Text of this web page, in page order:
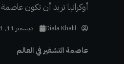
أوكرانيا تريد أن تكون عاصمة
Diala Khalil ديسمبر 11, 2021
عاصمة التشفير في العالم